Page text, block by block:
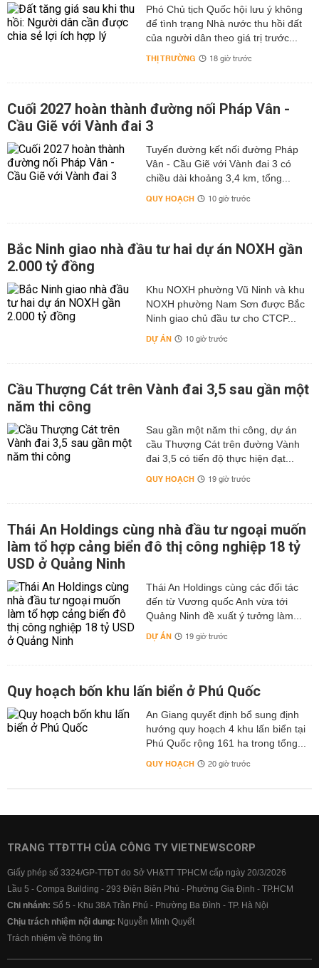
Phó Chủ tịch Quốc hội lưu ý không
để tình trạng Nhà nước thu hồi đất
của người dân theo giá trị trước...
THỊ TRƯỜNG 18 giờ trước
Cuối 2027 hoàn thành đường nối Pháp Vân -
Cầu Giẽ với Vành đai 3
Tuyến đường kết nối đường Pháp
Vân - Cầu Giẽ với Vành đai 3 có
chiều dài khoảng 3,4 km, tổng...
QUY HOẠCH 10 giờ trước
Bắc Ninh giao nhà đầu tư hai dự án NOXH gần
2.000 tỷ đồng
Khu NOXH phường Vũ Ninh và khu
NOXH phường Nam Sơn được Bắc
Ninh giao chủ đầu tư cho CTCP...
DỰ ÁN 10 giờ trước
Cầu Thượng Cát trên Vành đai 3,5 sau gần một
năm thi công
Sau gần một năm thi công, dự án
cầu Thượng Cát trên đường Vành
đai 3,5 có tiến độ thực hiện đạt...
QUY HOẠCH 19 giờ trước
Thái An Holdings cùng nhà đầu tư ngoại muốn
làm tổ hợp cảng biển đô thị công nghiệp 18 tỷ
USD ở Quảng Ninh
Thái An Holdings cùng các đối tác
đến từ Vương quốc Anh vừa tới
Quảng Ninh đề xuất ý tưởng làm...
DỰ ÁN 19 giờ trước
Quy hoạch bốn khu lấn biển ở Phú Quốc
An Giang quyết định bổ sung định
hướng quy hoạch 4 khu lấn biển tại
Phú Quốc rộng 161 ha trong tổng...
QUY HOẠCH 20 giờ trước
TRANG TTĐTTH CỦA CÔNG TY VIETNEWSCORP
Giấy phép số 3324/GP-TTĐT do Sở VH&TT TPHCM cấp ngày 20/3/2026
Lầu 5 - Compa Building - 293 Điện Biên Phủ - Phường Gia Định - TP.HCM
Chi nhánh: Số 5 - Khu 38A Trần Phú - Phường Ba Đình - TP. Hà Nội
Chịu trách nhiệm nội dung: Nguyễn Minh Quyết
Trách nhiệm về thông tin